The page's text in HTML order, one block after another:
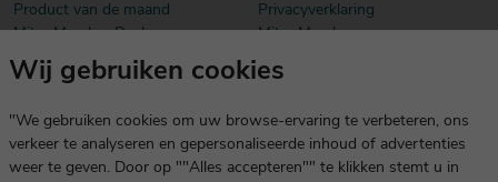
Product van de maand
Mitra Member Deals
Privacyverklaring
Mitra Members
Download onze app
dezelfde gegevens die je voor mitra.nl gebruikt.
Wij gebruiken cookies
"We gebruiken cookies om uw browse-ervaring te verbeteren, ons
verkeer te analyseren en gepersonaliseerde inhoud of advertenties
weer te geven. Door op ""Alles accepteren"" te klikken stemt u in